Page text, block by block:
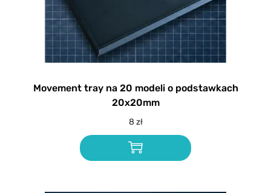
Movement tray na 20 modeli o podstawkach
20x20mm
8 zł